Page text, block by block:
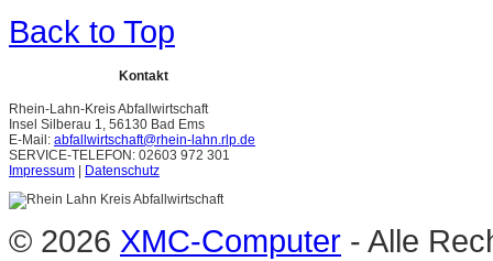
Back to Top
Kontakt
Rhein-Lahn-Kreis Abfallwirtschaft
Insel Silberau 1, 56130 Bad Ems
E-Mail: abfallwirtschaft@rhein-lahn.rlp.de
SERVICE-TELEFON: 02603 972 301
Impressum | Datenschutz
© 2026 XMC-Computer - Alle